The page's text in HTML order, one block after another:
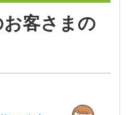
客さまの